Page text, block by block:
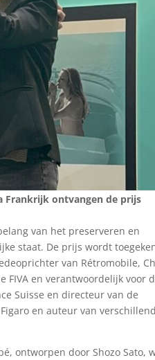
Frankrijk ontvangen de prijs
van het preserveren en
staat. De prijs wordt
van Rétromobile,
FIVA en verantwoordelijk voor
Suisse en directeur van de
en auteur van
ontworpen door Shozo Sato,